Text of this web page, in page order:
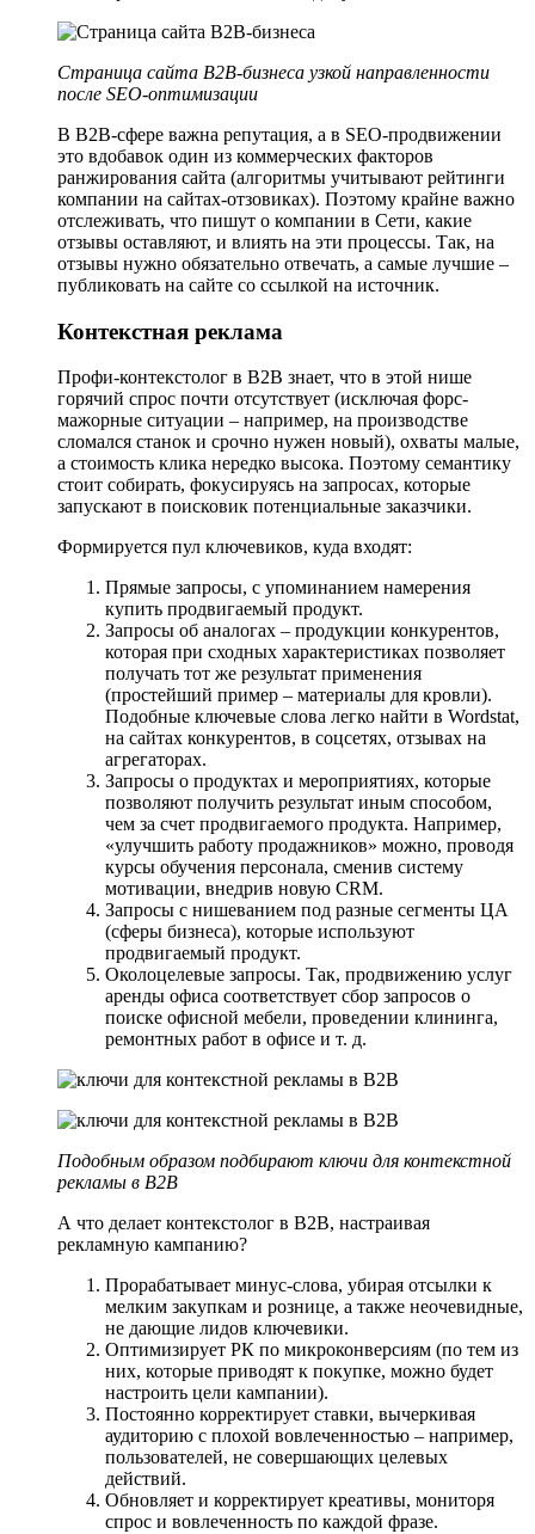
Страница сайта B2B-бизнеса узкой направленности
после SEO-оптимизации
В B2B-сфере важна репутация, а в SEO-продвижении
это вдобавок один из коммерческих факторов
ранжирования сайта (алгоритмы учитывают рейтинги
компании на сайтах-отзовиках). Поэтому крайне важно
отслеживать, что пишут о компании в Сети, какие
отзывы оставляют, и влиять на эти процессы. Так, на
отзывы нужно обязательно отвечать, а самые лучшие –
публиковать на сайте со ссылкой на источник.
Контекстная реклама
Профи-контекстолог в B2B знает, что в этой нише
горячий спрос почти отсутствует (исключая форс-
мажорные ситуации – например, на производстве
сломался станок и срочно нужен новый), охваты малые,
а стоимость клика нередко высока. Поэтому семантику
стоит собирать, фокусируясь на запросах, которые
запускают в поисковик потенциальные заказчики.
Формируется пул ключевиков, куда входят:
Прямые запросы, с упоминанием намерения
купить продвигаемый продукт.
Запросы об аналогах – продукции конкурентов,
которая при сходных характеристиках позволяет
получать тот же результат применения
(простейший пример – материалы для кровли).
Подобные ключевые слова легко найти в Wordstat,
на сайтах конкурентов, в соцсетях, отзывах на
агрегаторах.
Запросы о продуктах и мероприятиях, которые
позволяют получить результат иным способом,
чем за счет продвигаемого продукта. Например,
«улучшить работу продажников» можно, проводя
курсы обучения персонала, сменив систему
мотивации, внедрив новую CRM.
Запросы с нишеванием под разные сегменты ЦА
(сферы бизнеса), которые используют
продвигаемый продукт.
Околоцелевые запросы. Так, продвижению услуг
аренды офиса соответствует сбор запросов о
поиске офисной мебели, проведении клининга,
ремонтных работ в офисе и т. д.
Подобным образом подбирают ключи для контекстной
рекламы в В2В
А что делает контекстолог в B2B, настраивая
рекламную кампанию?
Прорабатывает минус-слова, убирая отсылки к
мелким закупкам и рознице, а также неочевидные,
не дающие лидов ключевики.
Оптимизирует РК по микроконверсиям (по тем из
них, которые приводят к покупке, можно будет
настроить цели кампании).
Постоянно корректирует ставки, вычеркивая
аудиторию с плохой вовлеченностью – например,
пользователей, не совершающих целевых
действий.
Обновляет и корректирует креативы, мониторя
спрос и вовлеченность по каждой фразе.